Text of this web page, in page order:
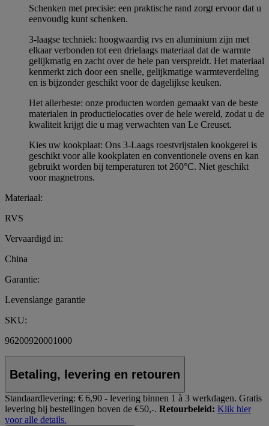
Schenken met precisie: een praktische rand zorgt ervoor dat u
eenvoudig kunt schenken.
3-laagse techniek: hoogwaardig rvs en aluminium zijn met
elkaar verbonden tot een drielaags materiaal dat de warmte
gelijkmatig en zacht over de hele pan verspreidt. Het materiaal
kenmerkt zich door een snelle, gelijkmatige warmteverdeling
en is bijzonder geschikt voor de dagelijkse keuken.
Het allerbeste: onze producten worden gemaakt van de beste
materialen in productielocaties over de hele wereld, zodat u de
kwaliteit krijgt die u mag verwachten van Le Creuset.
Kies uw kookplaat: Ons 3-Laags roestvrijstalen kookgerei is
geschikt voor alle kookplaten en conventionele ovens en kan
gebruikt worden bij temperaturen tot 260°C. Niet geschikt
voor magnetrons.
Materiaal:
RVS
Vervaardigd in:
China
Garantie:
Levenslange garantie
SKU:
96200920001000
Betaling, levering en retouren
Standaardlevering: € 6,90 - levering binnen 1 à 3 werkdagen. Gratis
levering bij bestellingen boven de €50,-. Retourbeleid: Klik hier
voor alle details.